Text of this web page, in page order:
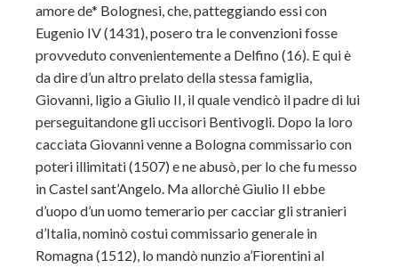
amore de* Bolognesi, che, patteggiando essi con
Eugenio IV (1431), posero tra le convenzioni fosse
provveduto convenientemente a Delfino (16). E qui è
da dire d’un altro prelato della stessa famiglia,
Giovanni, ligio a Giulio II, il quale vendicò il padre di lui
perseguitandone gli uccisori Bentivogli. Dopo la loro
cacciata Giovanni venne a Bologna commissario con
poteri illimitati (1507) e ne abusò, per lo che fu messo
in Castel sant’Angelo. Ma allorchè Giulio II ebbe
d’uopo d’un uomo temerario per cacciar gli stranieri
d’Italia, nominò costui commissario generale in
Romagna (1512), lo mandò nunzio a’Fiorentini al